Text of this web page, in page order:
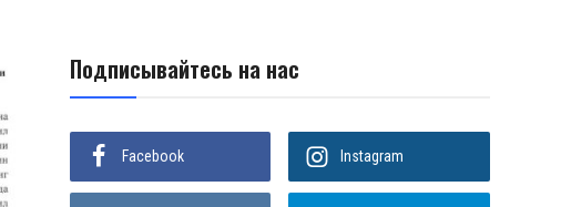
Подписывайтесь на нас
Facebook Instagram